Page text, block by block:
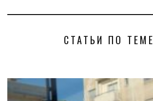
СТАТЬИ ПО ТЕМЕ